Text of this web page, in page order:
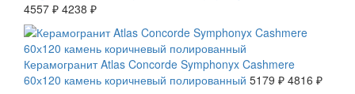
4557 ₽ 4238 ₽
Керамогранит Atlas Concorde Symphonyx Cashmere
60х120 камень коричневый полированный 5179 ₽ 4816 ₽